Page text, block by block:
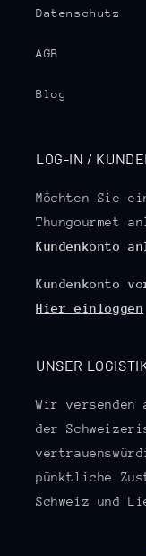
Datenschutz
AGB
Blog
LOG-IN /
Möchten Sie
Thungourmet
Kundenkonto
Kundenkonto
Hier einloggen
UNSER
Wir
der
pünktliche
Schweiz und